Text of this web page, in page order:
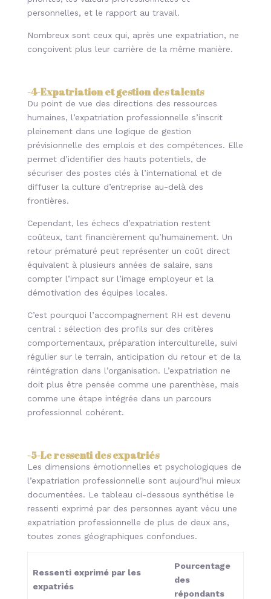
personnelles, et le rapport au travail.
Nombreux sont ceux qui, après une expatriation, ne
conçoivent plus leur carrière de la même manière.
-4-Expatriation et gestion des talents
Du point de vue des directions des ressources
humaines, l’expatriation professionnelle s’inscrit
pleinement dans une logique de gestion
prévisionnelle des emplois et des compétences. Elle
permet d’identifier des hauts potentiels, de
sécuriser des postes clés à l’international et de
diffuser la culture d’entreprise au-delà des
frontières.
Cependant, les échecs d’expatriation restent
coûteux, tant financièrement qu’humainement. Un
retour prématuré peut représenter un coût direct
équivalent à plusieurs années de salaire, sans
compter l’impact sur l’image employeur et la
démotivation des équipes locales.
C’est pourquoi l’accompagnement RH est devenu
central : sélection des profils sur des critères
comportementaux, préparation interculturelle, suivi
régulier sur le terrain, anticipation du retour et de la
réintégration dans l’organisation. L’expatriation ne
doit plus être pensée comme une parenthèse, mais
comme une étape intégrée dans un parcours
professionnel cohérent.
-5-Le ressenti des expatriés
Les dimensions émotionnelles et psychologiques de
l’expatriation professionnelle sont aujourd’hui mieux
documentées. Le tableau ci-dessous synthétise le
ressenti exprimé par des personnes ayant vécu une
expatriation professionnelle de plus de deux ans,
toutes zones géographiques confondues.
Ressenti exprimé par les
expatriés
Pourcentage
des
répondants